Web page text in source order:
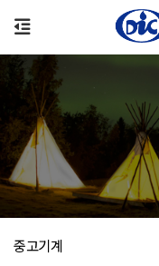
중고기계